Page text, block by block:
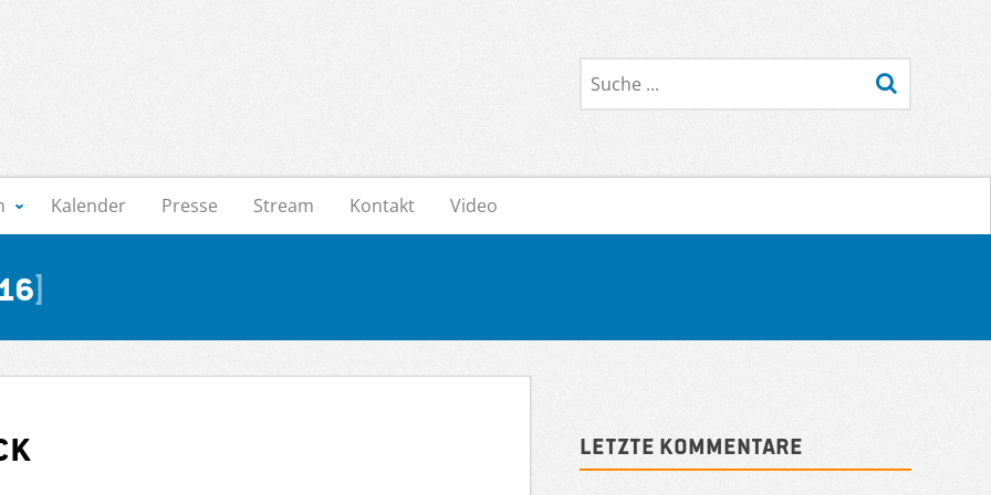
Suche
Kalender Presse Stream Kontakt Video
Letzte Kommentare